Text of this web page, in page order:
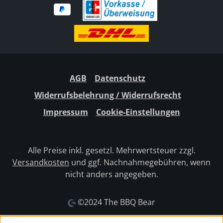
AGB
Datenschutz
Widerrufsbelehrung / Widerrufsrecht
Impressum
Cookie-Einstellungen
Alle Preise inkl. gesetzl. Mehrwertsteuer zzgl.
Versandkosten und ggf. Nachnahmegebühren, wenn
nicht anders angegeben.
©2024 The BBQ Bear